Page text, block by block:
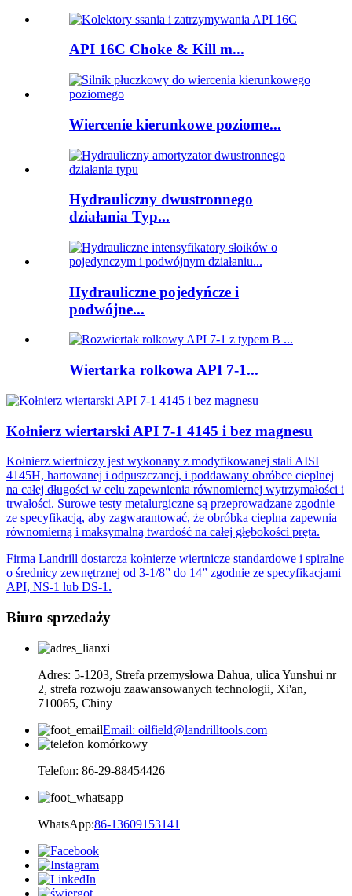
API 16C Choke & Kill m...
Wiercenie kierunkowe poziome...
Hydrauliczny dwustronnego
działania Typ...
Hydrauliczne pojedyńcze i
podwójne...
Wiertarka rolkowa API 7-1...
Kołnierz wiertarski API 7-1 4145 i bez magnesu
Kołnierz wiertniczy jest wykonany z modyfikowanej stali AISI
4145H, hartowanej i odpuszczanej, i poddawany obróbce cieplnej
na całej długości w celu zapewnienia równomiernej wytrzymałości i
trwałości. Surowe testy metalurgiczne są przeprowadzane zgodnie
ze specyfikacją, aby zagwarantować, że obróbka cieplna zapewnia
równomierną i maksymalną twardość na całej głębokości pręta.
Firma Landrill dostarcza kołnierze wiertnicze standardowe i spiralne
o średnicy zewnętrznej od 3-1/8” do 14” zgodnie ze specyfikacjami
API, NS-1 lub DS-1.
Biuro sprzedaży
Adres: 5-1203, Strefa przemysłowa Dahua, ulica Yunshui nr
2, strefa rozwoju zaawansowanych technologii, Xi'an,
710065, Chiny
Email: oilfield@landrilltools.com
Telefon: 86-29-88454426
WhatsApp:86-13609153141